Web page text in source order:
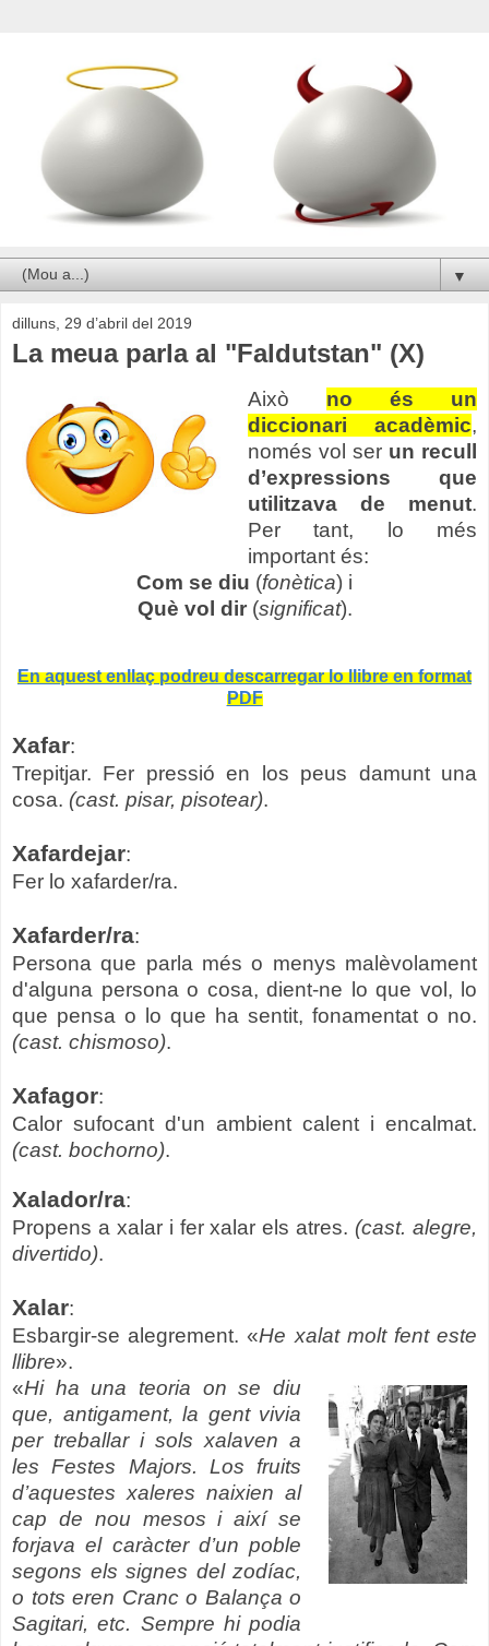
▼
dilluns, 29 d’abril del 2019
La meua parla al "Faldutstan" (X)
Això no és un
diccionari acadèmic,
només vol ser un recull
d’expressions que
utilitzava de menut.
Per tant, lo més
important és:
Com se diu (fonètica) i
Què vol dir(significat).
En aquest enllaç podreu descarregar lo llibre en format
PDF
Xafar:
Trepitjar. Fer pressió en los peus damunt una
cosa. (cast. pisar, pisotear).
Xafardejar:
Fer lo xafarder/ra.
Xafarder/ra:
Persona que parla més o menys malèvolament
d'alguna persona o cosa, dient-ne lo que vol, lo
que pensa o lo que ha sentit, fonamentat o no.
(cast. chismoso).
Xafagor:
Calor sufocant d'un ambient calent i encalmat.
(cast. bochorno).
Xalador/ra:
Propens a xalar i fer xalar els atres. (cast. alegre,
divertido).
Xalar:
Esbargir-se alegrement. «He xalat molt fent este
llibre».
«Hi ha una teoria on se diu
que, antigament, la gent vivia
per treballar i sols xalaven a
les Festes Majors. Los fruits
d’aquestes xaleres naixien al
cap de nou mesos i així se
forjava el caràcter d’un poble
segons els signes del zodíac,
o tots eren Cranc o Balança o
Sagitari, etc. Sempre hi podia